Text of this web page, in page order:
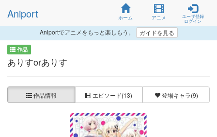
Aniport ホーム アニメ
ユーザ登録
ログイン
Aniportでアニメをもっと楽しもう。 ガイドを見る
作品
ありすorありす
作品情報 エピソード(13) 登場キャラ(9)